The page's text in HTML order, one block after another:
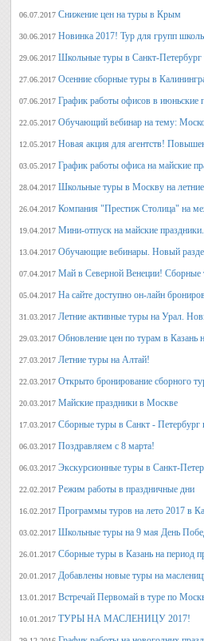
06.07.2017 Снижение цен на туры в Крым
30.06.2017 Новинка 2017! Тур для групп
29.06.2017 Школьные туры в Санкт-Петербург
27.06.2017 Осенние сборные туры в
07.06.2017 График работы офисов в июньские
22.05.2017 Обучающий вебинар на тему:
12.05.2017 Новая акция для агентств!
03.05.2017 График работы офиса на майские
28.04.2017 Школьные туры в Москву на
26.04.2017 Компания "Престиж Столица" на
19.04.2017 Мини-отпуск на майские
13.04.2017 Обучающие вебинары. Новый
07.04.2017 Май в Северной Венеции! Сборные
05.04.2017 На сайте доступно он-лайн
31.03.2017 Летние активные туры на Урал.
29.03.2017 Обновление цен по турам в Казань
27.03.2017 Летние туры на Алтай!
22.03.2017 Открыто бронирование сборного
20.03.2017 Майские праздники в Москве
17.03.2017 Сборные туры в Санкт - Петербург
06.03.2017 Поздравляем с 8 марта!
06.03.2017 Экскурсионные туры в Санкт-
22.02.2017 Режим работы в праздничные дни
16.02.2017 Программы туров на лето 2017 в
03.02.2017 Школьные туры на 9 мая День
26.01.2017 Сборные туры в Казань на период
20.01.2017 Добавлены новые туры на
13.01.2017 Встречай Первомай в туре по
10.01.2017 ТУРЫ НА МАСЛЕНИЦУ 2017!